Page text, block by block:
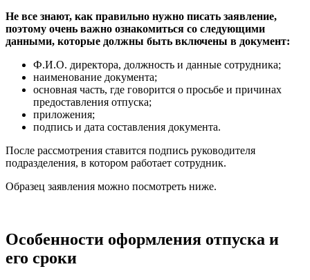
Не все знают, как правильно нужно писать заявление,
поэтому очень важно ознакомиться со следующими
данными, которые должны быть включены в документ:
Ф.И.О. директора, должность и данные сотрудника;
наименование документа;
основная часть, где говорится о просьбе и причинах
предоставления отпуска;
приложения;
подпись и дата составления документа.
После рассмотрения ставится подпись руководителя
подразделения, в котором работает сотрудник.
Образец заявления можно посмотреть ниже.
Особенности оформления отпуска и
его сроки